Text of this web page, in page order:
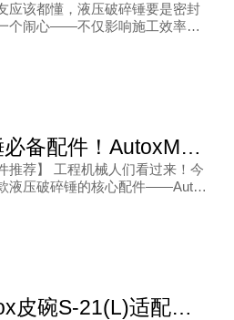
应该都懂，液压破碎锤要是密封
个闹心——不仅影响施工效率，
时间。今天给大家分享一款靠谱
7
液压破碎锤必备配件！AutoxMSB400皮碗，尺寸170x41，耐用性拉满
们看过来！今
液压破碎锤的核心配件——Auto
求助！Autox皮碗S-21(L)适配的液压破碎锤型号